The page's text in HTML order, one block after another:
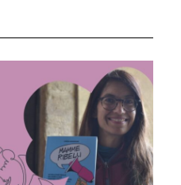
dalla National
e adottato anche
Piemonte come
fa sapere Greenpeace,
controlli.